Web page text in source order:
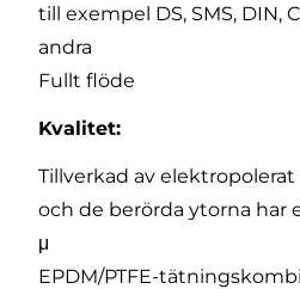
till exempel DS, SMS, DIN,
andra
Fullt flöde
Kvalitet:
Tillverkad av elektropolerat
och de berörda ytorna har
μ
EPDM/PTFE-